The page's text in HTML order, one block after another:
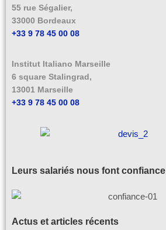
55 rue Ségalier,
33000 Bordeaux
+33 9 78 45 00 08
Institut Italiano Marseille
6 square Stalingrad,
13001 Marseille
+33 9 78 45 00 08
Leurs salariés nous font confiance
Actus et articles récents